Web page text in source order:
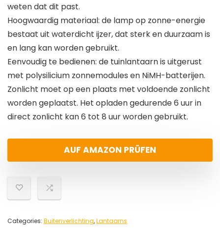
weten dat dit past.
Hoogwaardig materiaal: de lamp op zonne-energie
bestaat uit waterdicht ijzer, dat sterk en duurzaam is
en lang kan worden gebruikt.
Eenvoudig te bedienen: de tuinlantaarn is uitgerust
met polysilicium zonnemodules en NiMH-batterijen.
Zonlicht moet op een plaats met voldoende zonlicht
worden geplaatst. Het opladen gedurende 6 uur in
direct zonlicht kan 6 tot 8 uur worden gebruikt.
AUF AMAZON PRÜFEN
Categories: Buitenverlichting,Lantaarns